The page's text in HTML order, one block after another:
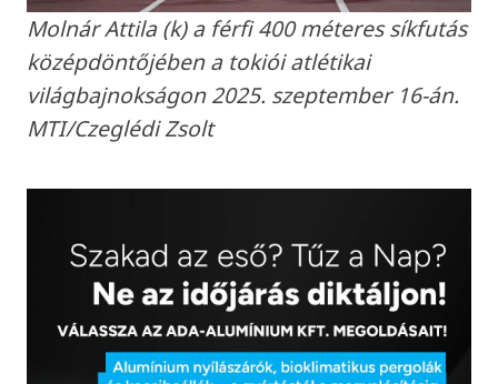
Molnár Attila (k) a férfi 400 méteres síkfutás
középdöntőjében a tokiói atlétikai
világbajnokságon 2025. szeptember 16-án.
MTI/Czeglédi Zsolt